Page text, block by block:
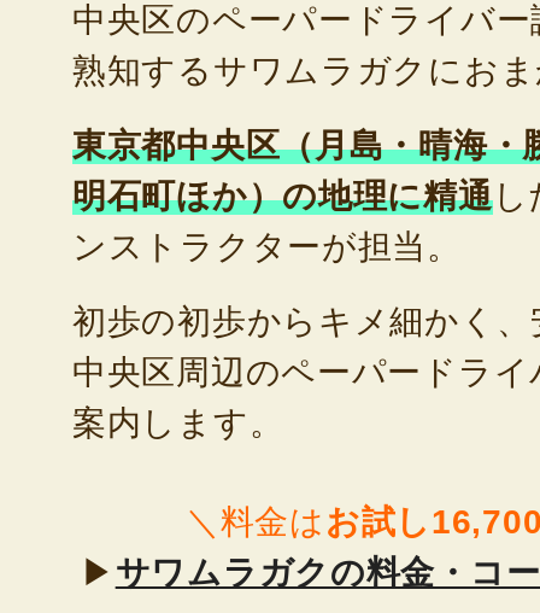
中央区のペーパードライバ
熟知するサワムラガクにお
東京都中央区（月島・晴海・
明石町ほか）の地理に精通し
ンストラクターが担当。
初歩の初歩からキメ細かく
中央区周辺のペーパードラ
案内します。
＼料金はお試し
▶ サワムラガクの料金・コ